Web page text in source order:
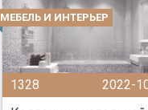
МЕБЕЛЬ И ИНТЕРЬЕР
1328
2022-